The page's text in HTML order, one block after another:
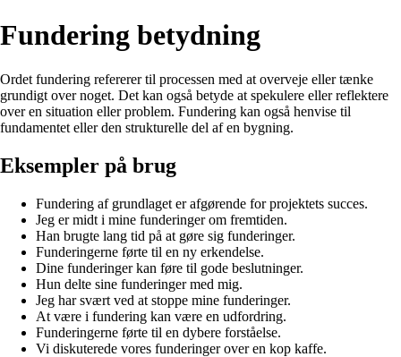
Fundering betydning
Ordet fundering refererer til processen med at overveje eller tænke
grundigt over noget. Det kan også betyde at spekulere eller reflektere
over en situation eller problem. Fundering kan også henvise til
fundamentet eller den strukturelle del af en bygning.
Eksempler på brug
Fundering af grundlaget er afgørende for projektets succes.
Jeg er midt i mine funderinger om fremtiden.
Han brugte lang tid på at gøre sig funderinger.
Funderingerne førte til en ny erkendelse.
Dine funderinger kan føre til gode beslutninger.
Hun delte sine funderinger med mig.
Jeg har svært ved at stoppe mine funderinger.
At være i fundering kan være en udfordring.
Funderingerne førte til en dybere forståelse.
Vi diskuterede vores funderinger over en kop kaffe.